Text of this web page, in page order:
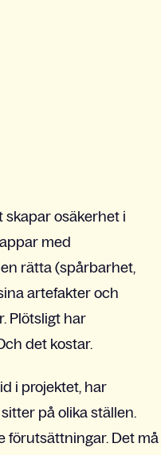
osäkerhet i
med
rätta (spårbarhet,
artefakter och
Plötsligt har
det kostar.
i projektet, har
på olika ställen.
förutsättningar. Det må